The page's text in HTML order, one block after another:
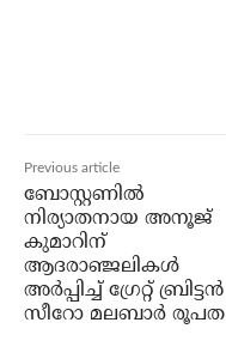
Previous article
ബോസ്റ്റണിൽ
നിര്യാതനായ അനൂജ്
കുമാറിന്
ആദരാഞ്ജലികള്‍
അർപ്പിച്ച് ഗ്രേറ്റ് ബ്രിട്ടൻ
സീറോ മലബാർ രൂപത